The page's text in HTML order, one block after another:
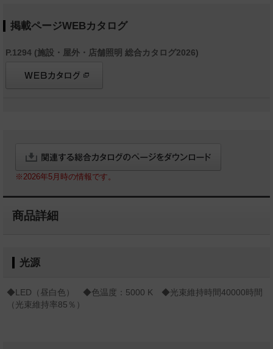
掲載ページWEBカタログ
P.1294 (施設・屋外・店舗照明 総合カタログ2026)
※2026年5月時の情報です。
商品詳細
光源
◆LED（昼白色） ◆色温度：5000 K ◆光束維持時間40000時間
（光束維持率85％）